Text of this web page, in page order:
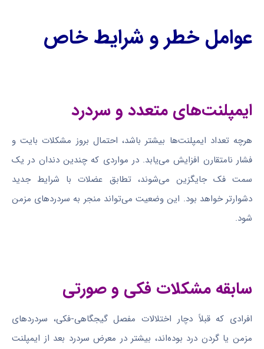
عوامل خطر و شرایط خاص
ایمپلنت‌های متعدد و سردرد
هرچه تعداد ایمپلنت‌ها بیشتر باشد، احتمال بروز مشکلات بایت و
فشار نامتقارن افزایش می‌یابد. در مواردی که چندین دندان در یک
سمت فک جایگزین می‌شوند، تطابق عضلات با شرایط جدید
دشوارتر خواهد بود. این وضعیت می‌تواند منجر به سردردهای مزمن
شود.
سابقه مشکلات فکی و صورتی
افرادی که قبلاً دچار اختلالات مفصل گیجگاهی-فکی، سردردهای
مزمن یا گردن درد بوده‌اند، بیشتر در معرض سردرد بعد از ایمپلنت